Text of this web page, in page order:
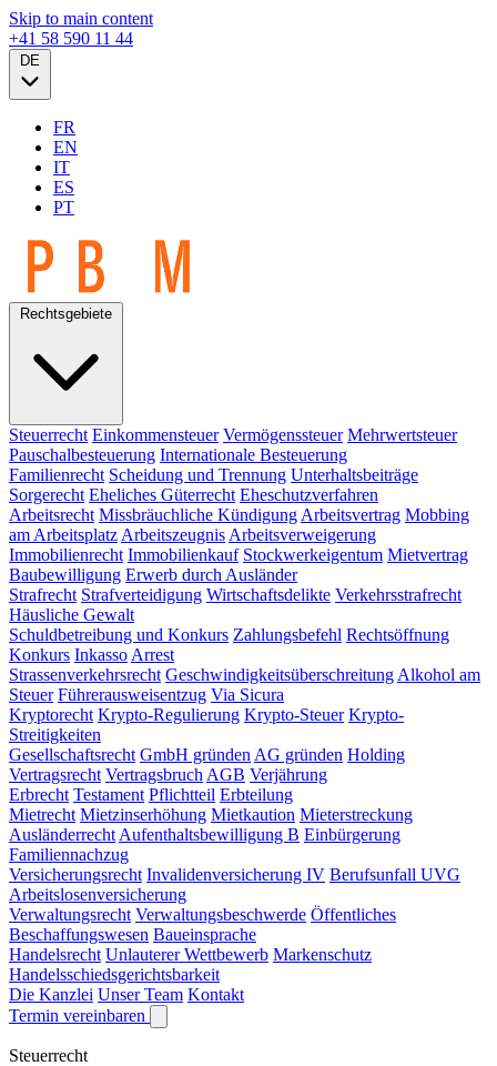
Skip to main content
+41 58 590 11 44
FR
EN
IT
ES
PT
Steuerrecht Einkommensteuer Vermögenssteuer Mehrwertsteuer
Pauschalbesteuerung Internationale Besteuerung
Familienrecht Scheidung und Trennung Unterhaltsbeiträge
Sorgerecht Eheliches Güterrecht Eheschutzverfahren
Arbeitsrecht Missbräuchliche Kündigung Arbeitsvertrag Mobbing
am Arbeitsplatz Arbeitszeugnis Arbeitsverweigerung
Immobilienrecht Immobilienkauf Stockwerkeigentum Mietvertrag
Baubewilligung Erwerb durch Ausländer
Strafrecht Strafverteidigung Wirtschaftsdelikte Verkehrsstrafrecht
Häusliche Gewalt
Schuldbetreibung und Konkurs Zahlungsbefehl Rechtsöffnung
Konkurs Inkasso Arrest
Strassenverkehrsrecht Geschwindigkeitsüberschreitung Alkohol am
Steuer Führerausweisentzug Via Sicura
Kryptorecht Krypto-Regulierung Krypto-Steuer Krypto-
Streitigkeiten
Gesellschaftsrecht GmbH gründen AG gründen Holding
Vertragsrecht Vertragsbruch AGB Verjährung
Erbrecht Testament Pflichtteil Erbteilung
Mietrecht Mietzinserhöhung Mietkaution Mieterstreckung
Ausländerrecht Aufenthaltsbewilligung B Einbürgerung
Familiennachzug
Versicherungsrecht Invalidenversicherung IV Berufsunfall UVG
Arbeitslosenversicherung
Verwaltungsrecht Verwaltungsbeschwerde Öffentliches
Beschaffungswesen Baueinsprache
Handelsrecht Unlauterer Wettbewerb Markenschutz
Handelsschiedsgerichtsbarkeit
Die Kanzlei Unser Team Kontakt
Termin vereinbaren
Steuerrecht